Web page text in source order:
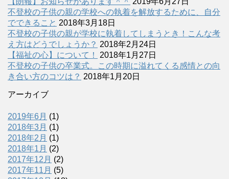
不登校の子供の親の学校への執着を解放するために、自分
でできること 2018年3月18日
不登校の子供の親が学校に執着してしまうとき！こんな考
え方はどうでしょうか？ 2018年2月24日
【福祉の心】について！
2018年1月27日
不登校の子供の卒業式。この時期に溢れてくる感情との向
き合い方のコツは？ 2018年1月20日
アーカイブ
2019年6月 (1)
2018年3月 (1)
2018年2月 (1)
2018年1月 (2)
2017年12月 (2)
2017年11月 (5)